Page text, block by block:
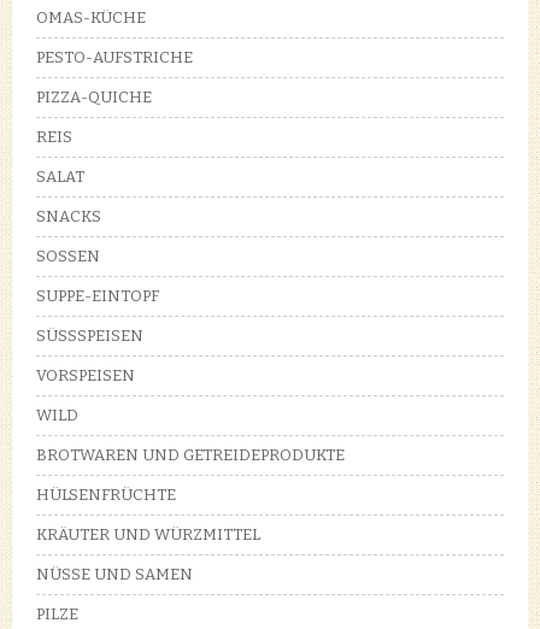
OMAS-KÜCHE
PESTO-AUFSTRICHE
PIZZA-QUICHE
REIS
SALAT
SNACKS
SOSSEN
SUPPE-EINTOPF
SÜSSSPEISEN
VORSPEISEN
WILD
BROTWAREN UND GETREIDEPRODUKTE
HÜLSENFRÜCHTE
KRÄUTER UND WÜRZMITTEL
NÜSSE UND SAMEN
PILZE